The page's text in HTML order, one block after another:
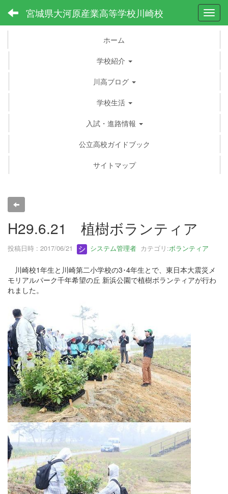
宮城県大河原産業高等学校川崎校
ホーム
学校紹介
川高ブログ
学校生活
入試・進路情報
公立高校ガイドブック
サイトマップ
H29.6.21 植樹ボランティア
投稿日時 : 2017/06/21 システム管理者 カテゴリ:ボランティア
川崎校1年生と川崎第二小学校の3･4年生とで、東日本大震災メ
モリアルパーク千年希望の丘 新浜公園で植樹ボランティアが行わ
れました。